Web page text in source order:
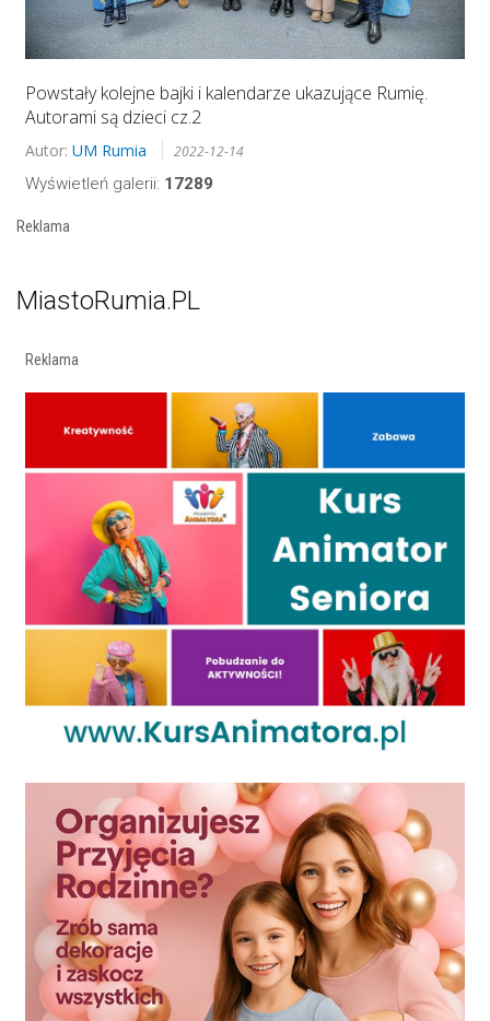
Powstały kolejne bajki i kalendarze ukazujące Rumię.
Autorami są dzieci cz.2
Autor: UM Rumia 2022-12-14
Wyświetleń galerii: 17289
Reklama
MiastoRumia.PL
Reklama